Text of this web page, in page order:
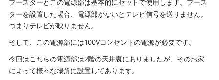
ブースターとこの電源部は基本的にセットで使用します。ブース
ターを設置した場合、電源部がないとテレビ信号を送りません。
つまりテレビが映りません。
そして、この電源部には100Vコンセントの電源が必要です。
今回はこちらの電源部は2階の天井裏にありましたが、そのお家
によって様々な場所に設置してあります。